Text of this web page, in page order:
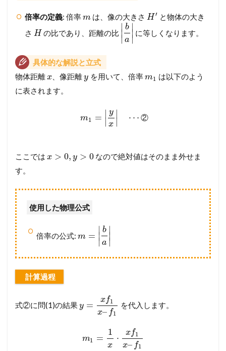
倍率の定義: 倍率mは、像の大きさ H ′ と物体の大き
さ Hの比であり、距離の比
∣
∣
∣
b
a
∣
∣
∣ に等しくなります。
具体的な解説と立式
物体距離x 、像距離y を用いて、倍率m1 は以下のよう
に表されます。
m1 = ∣
∣
y
x
∣
∣ ⋯ ②
ここでは x > 0, y > 0 なので絶対値はそのまま外せま
す。
使用した物理公式
倍率の公式: m =
∣
∣
∣
b
a
∣
∣
∣
計算過程
式②に問(1)の結果y =
xf1
x– f1
を代入します。
m1 =
1
x
⋅
xf1
x– f1